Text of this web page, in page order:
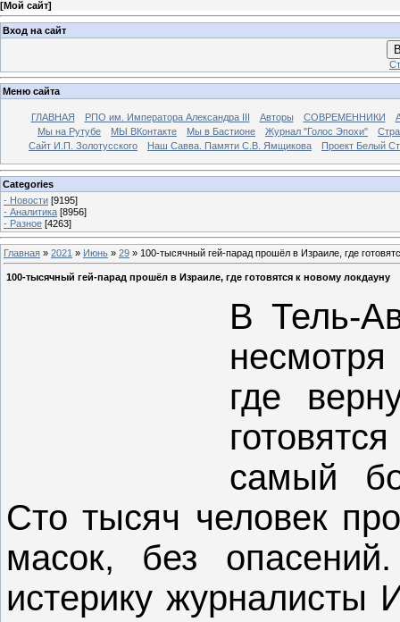
[Мой сайт]
Вход на сайт
Меню сайта
ГЛАВНАЯ РПО им. Императора Александра III Авторы СОВРЕМЕННИКИ
Мы на Рутубе
МЫ ВКонтакте Мы в Бастионе Журнал "Голос Эпохи"
Сайт И.П. Золотусского
Наш Савва. Памяти С.В. Ямщикова Проект Белый
Categories
- Новости [9195]
- Аналитика [8956]
- Разное [4263]
Главная » 2021 » Июнь » 29 » 100-тысячный гей-парад прошёл в Израиле, где
100-тысячный гей-парад прошёл в Израиле, где готовятся к новому локдауну
В Тель-
где
самый
Сто тысяч человек
масок, без
истерику журналисты